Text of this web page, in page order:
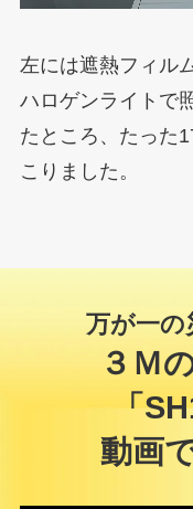
左には遮熱フィル
ハロゲンライトで
たところ、たった
こりました。
万が一の
３Ｍ
「
動画